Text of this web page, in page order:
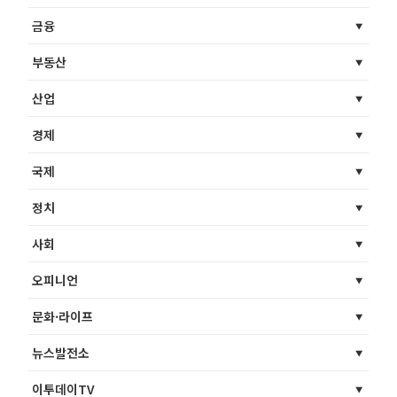
금융
부동산
산업
경제
국제
정치
사회
오피니언
문화·라이프
뉴스발전소
이투데이TV